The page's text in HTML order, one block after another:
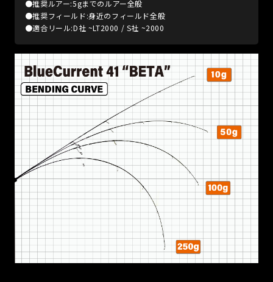
●推奨ルアー:5gまでのルアー全般
●推奨フィールド:身近のフィールド全般
●適合リール:D社 ~LT2000 / S社 ~2000